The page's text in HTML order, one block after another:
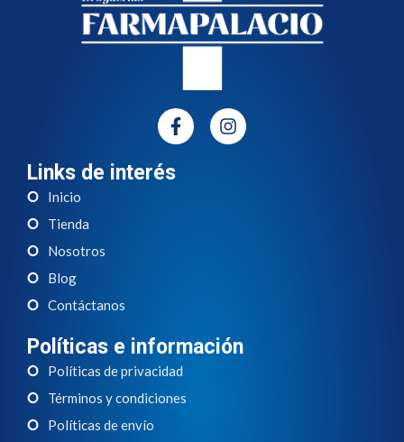
Links de interés
Inicio
Tienda
Nosotros
Blog
Contáctanos
Políticas e información
Políticas de privacidad
Términos y condiciones
Políticas de envío